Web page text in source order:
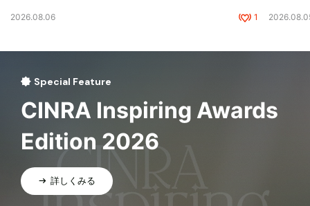
2026.08.06 1
Special Feature
CINRA Inspiring Awards
Edition 2026
詳しくみる